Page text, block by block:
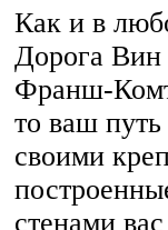
Как и в
Дорога
Франш-
то ваш
своими
стенами